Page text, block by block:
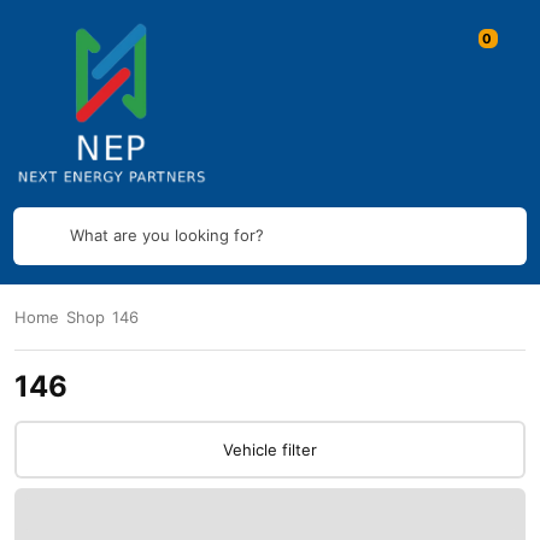
What are you looking for?
Home Shop 146
146
Vehicle filter